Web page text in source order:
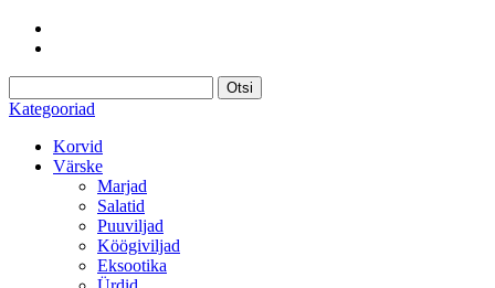
Otsi
Kategooriad
Korvid
Värske
Marjad
Salatid
Puuviljad
Köögiviljad
Eksootika